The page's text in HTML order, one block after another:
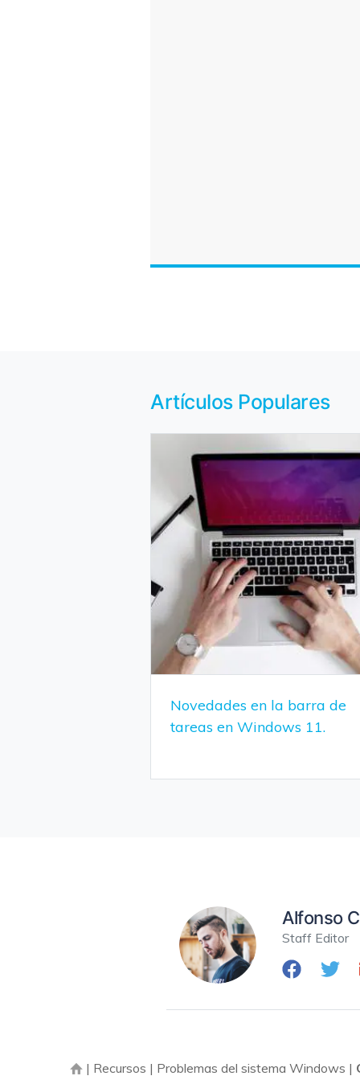
Artículos Populares
Novedades en la barra de
tareas en Windows 11.
Alfonso
Staff Editor
| Recursos | Problemas del sistema Windows |